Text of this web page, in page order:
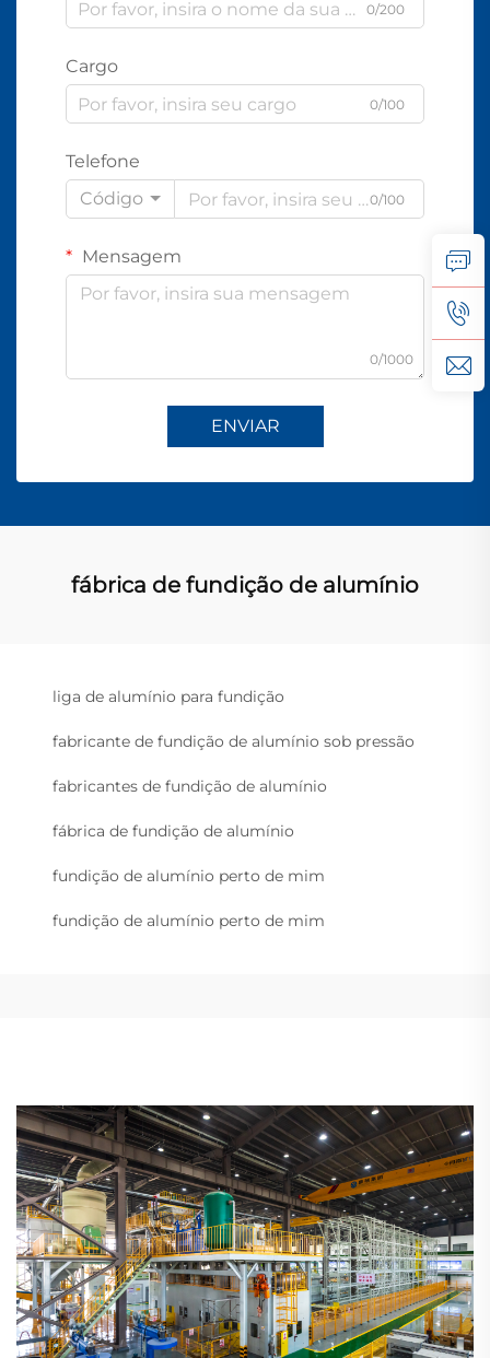
0/200
Cargo
0/100
Telefone
Código
0/100
Mensagem
0/1000
ENVIAR
fábrica de fundição de alumínio
liga de alumínio para fundição
fabricante de fundição de alumínio sob pressão
fabricantes de fundição de alumínio
fábrica de fundição de alumínio
fundição de alumínio perto de mim
fundição de alumínio perto de mim